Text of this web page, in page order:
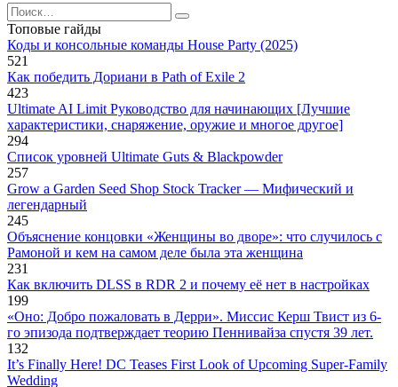
Search
for:
Топовые гайды
Коды и консольные команды House Party (2025)
521
Как победить Дориани в Path of Exile 2
423
Ultimate AI Limit Руководство для начинающих [Лучшие
характеристики, снаряжение, оружие и многое другое]
294
Список уровней Ultimate Guts & Blackpowder
257
Grow a Garden Seed Shop Stock Tracker — Мифический и
легендарный
245
Объяснение концовки «Женщины во дворе»: что случилось с
Рамоной и кем на самом деле была эта женщина
231
Как включить DLSS в RDR 2 и почему её нет в настройках
199
«Оно: Добро пожаловать в Дерри». Миссис Керш Твист из 6-
го эпизода подтверждает теорию Пеннивайза спустя 39 лет.
132
It’s Finally Here! DC Teases First Look of Upcoming Super-Family
Wedding